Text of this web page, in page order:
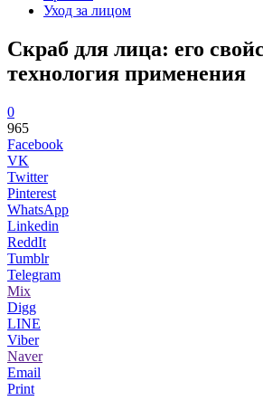
Уход за лицом
Скраб для лица: его
технология применения
0
965
Facebook
VK
Twitter
Pinterest
WhatsApp
Linkedin
ReddIt
Tumblr
Telegram
Mix
Digg
LINE
Viber
Naver
Email
Print